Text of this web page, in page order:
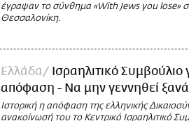
έγραψαν το σύνθημα «With Jews you lose»
Θεσσαλονίκη.
Ελλάδα
Ισραηλιτικό
απόφαση - Να μην γεννηθεί ξανά
Ιστορική η απόφαση της ελληνικής
ανακοίνωσή του το Κεντρικό Ισραηλιτικό